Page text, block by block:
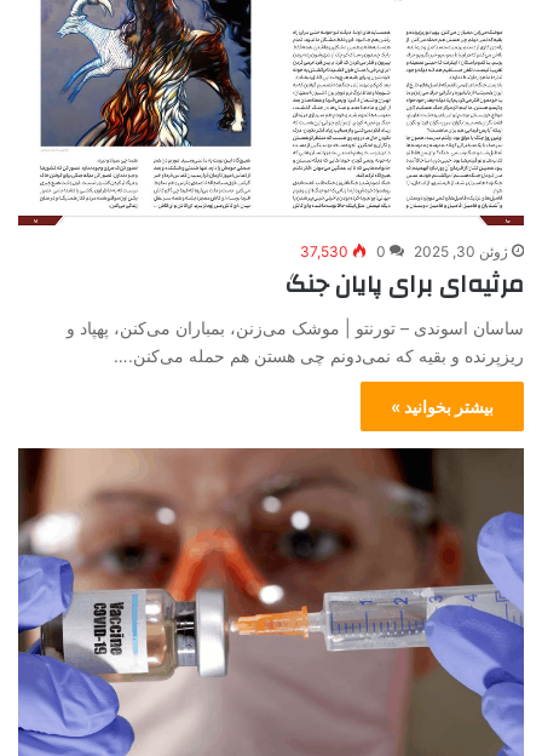
ژوئن 30, 2025 0
37,530
مرثیه‌ای برای پایان جنگ
ساسان اسوندی – تورنتو | موشک می‌زنن، بمباران می‌کنن، پهپاد و
ریزپرنده و بقیه که نمی‌دونم چی هستن هم حمله می‌کنن.…
بیشتر بخوانید »